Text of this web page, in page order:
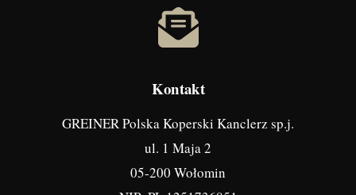
Kontakt
GREINER Polska Koperski Kanclerz sp.j.
ul. 1 Maja 2
05-200 Wołomin